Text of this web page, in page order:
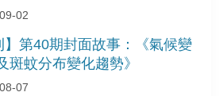
02
第40期封面故事：《氣候變
斑蚊分布變化趨勢》
07